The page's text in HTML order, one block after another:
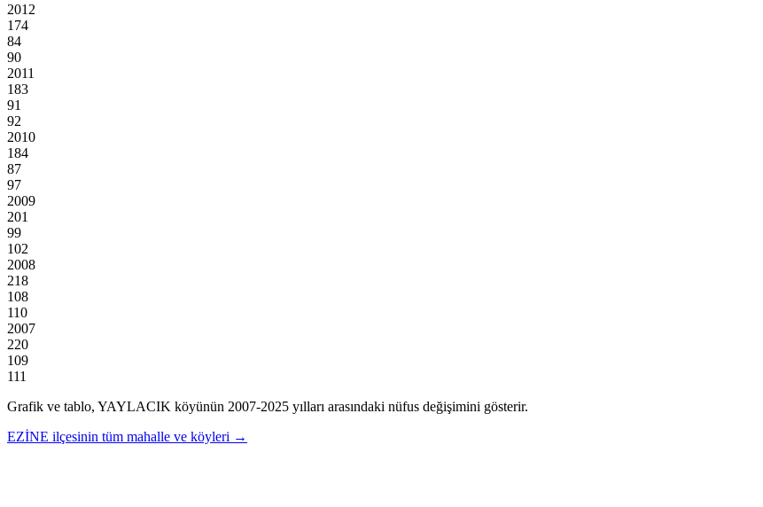
2012
174
84
90
2011
183
91
92
2010
184
87
97
2009
201
99
102
2008
218
108
110
2007
220
109
111
Grafik ve tablo, YAYLACIK köyünün 2007-2025 yılları arasındaki nüfus değişimini gösterir.
EZİNE ilçesinin tüm mahalle ve köyleri →